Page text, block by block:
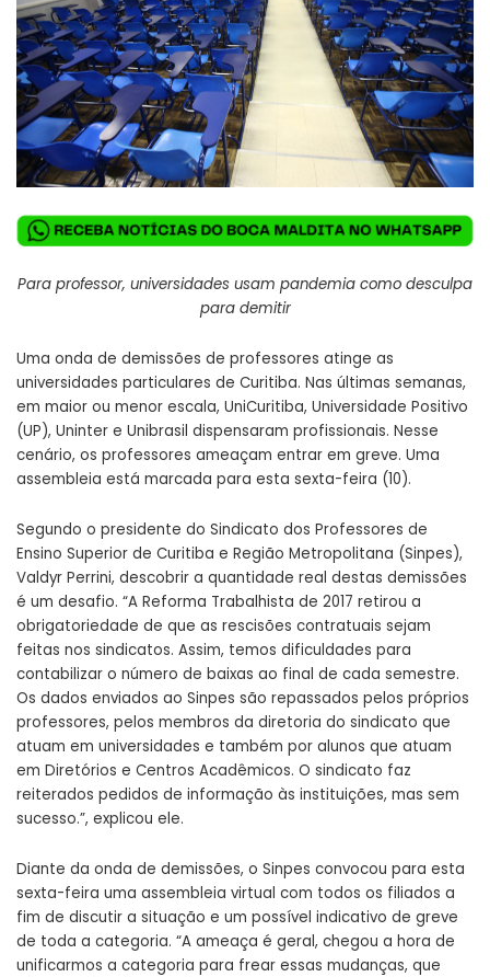
Para professor, universidades usam pandemia como desculpa
para demitir
Uma onda de demissões de professores atinge as
universidades particulares de Curitiba. Nas últimas semanas,
em maior ou menor escala, UniCuritiba, Universidade Positivo
(UP), Uninter e Unibrasil dispensaram profissionais. Nesse
cenário, os professores ameaçam entrar em greve. Uma
assembleia está marcada para esta sexta-feira (10).
Segundo o presidente do Sindicato dos Professores de
Ensino Superior de Curitiba e Região Metropolitana (Sinpes),
Valdyr Perrini, descobrir a quantidade real destas demissões
é um desafio. “A Reforma Trabalhista de 2017 retirou a
obrigatoriedade de que as rescisões contratuais sejam
feitas nos sindicatos. Assim, temos dificuldades para
contabilizar o número de baixas ao final de cada semestre.
Os dados enviados ao Sinpes são repassados pelos próprios
professores, pelos membros da diretoria do sindicato que
atuam em universidades e também por alunos que atuam
em Diretórios e Centros Acadêmicos. O sindicato faz
reiterados pedidos de informação às instituições, mas sem
sucesso.”, explicou ele.
Diante da onda de demissões, o Sinpes convocou para esta
sexta-feira uma assembleia virtual com todos os filiados a
fim de discutir a situação e um possível indicativo de greve
de toda a categoria. “A ameaça é geral, chegou a hora de
unificarmos a categoria para frear essas mudanças, que